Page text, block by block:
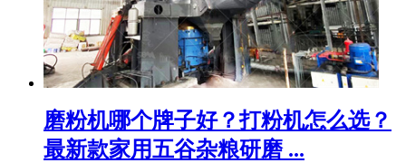
磨粉机哪个牌子好？打粉机怎么选？
最新款家用五谷杂粮研磨 ...